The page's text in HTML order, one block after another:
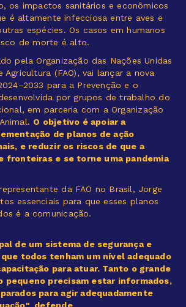
os impactos sanitários e econômicos
é altamente infecciosa entre aves e
espécies. Os casos em humanos
de morte é alto.
pela Organização das Nações Unidas
Agricultura (FAO), vai lançar a nova
para a Prevenção e o
por grupos de trabalho do
em parceria com a Organização
O objetivo é apoiar a
de planos de ação
e reduzir os riscos de que a
fronteiras e se torne uma pandemia
da FAO no Brasil, Jorge
essenciais para que esses planos
é a comunicação.
de um sistema de segurança e
todos tenham um nível adequado
para atuar. Tanto o grande
pequeno precisam estar informados,
para agir adequadamente